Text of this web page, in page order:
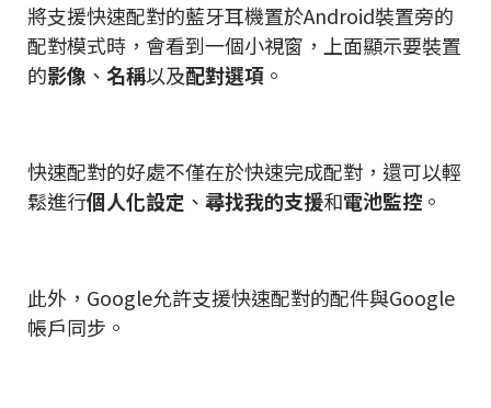
將支援快速配對的藍牙耳機置於Android裝置旁的
配對模式時，會看到一個小視窗，上面顯示要裝置
的影像 、 名稱以及配對選項 。
快速配對的好處不僅在於快速完成配對，還可以輕
鬆進行個人化設定 、 尋找我的支援和電池監控 。
此外，Google允許支援快速配對的配件與Google
帳戶同步。